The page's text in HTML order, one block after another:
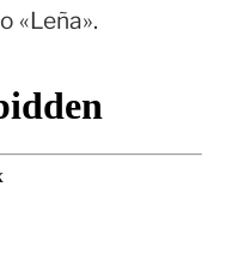
«Leña».